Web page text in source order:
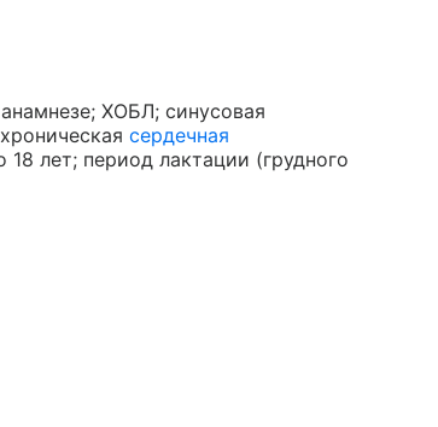
ХОБЛ; синусовая
сердечная
18 лет; период лактации (грудного